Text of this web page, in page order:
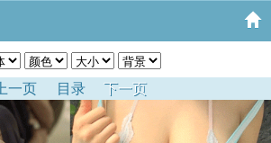
上一页 目录 下一页